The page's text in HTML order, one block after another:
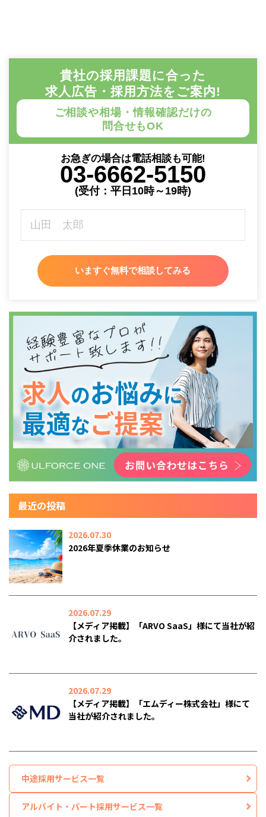
貴社の採用課題に合った
求人広告・採用方法をご案内!
ご相談や相場・情報確認だけの
問合せもOK
お急ぎの場合は電話相談も可能!
03-6662-5150
(受付：平日10時～19時)
いますぐ無料で相談してみる
最近の投稿
2026.07.30
2026年夏季休業のお知らせ
2026.07.29
【メディア掲載】「ARVO SaaS」様にて当社が紹
介されました。
2026.07.29
【メディア掲載】「エムディー株式会社」様にて
当社が紹介されました。
中途採用サービス一覧
アルバイト・パート採用サービス一覧